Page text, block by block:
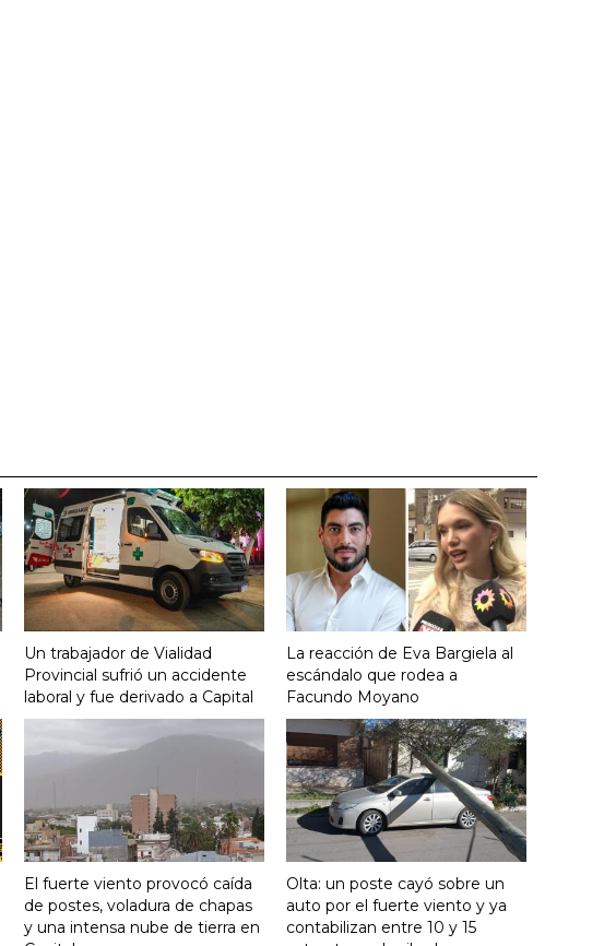
Un trabajador de Vialidad
Provincial sufrió un accidente
laboral y fue derivado a Capital
La reacción de Eva Bargiela al
escándalo que rodea a
Facundo Moyano
El fuerte viento provocó caída
de postes, voladura de chapas
y una intensa nube de tierra en
Olta: un poste cayó sobre un
auto por el fuerte viento y ya
contabilizan entre 10 y 15